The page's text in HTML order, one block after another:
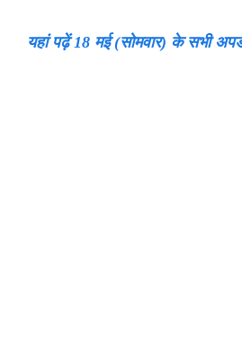
यहां पढ़ें 18 मई (सोमवार) के सभी